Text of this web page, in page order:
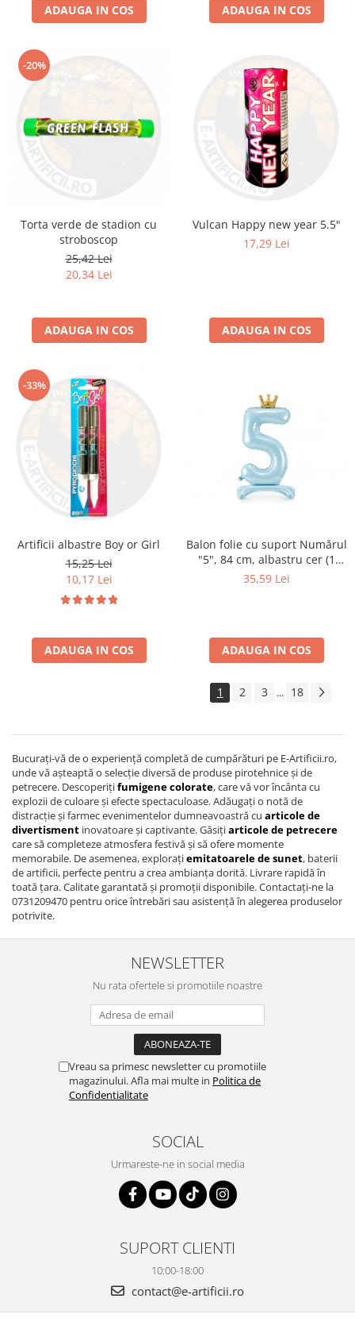
ADAUGA IN COS ADAUGA IN COS
-20%
Torta verde de stadion cu
stroboscop
25,42 Lei
20,34 Lei
ADAUGA IN COS
Vulcan Happy new year 5.5"
17,29 Lei
ADAUGA IN COS
-33%
Artificii albastre Boy or Girl
15,25 Lei
10,17 Lei
ADAUGA IN COS
Balon folie cu suport Numărul
"5", 84 cm, albastru cer (1
pachet / 1 buc.)
35,59 Lei
ADAUGA IN COS
1 2 3 ... 18
Bucurați-vă de o experiență completă de cumpărături pe E-Artificii.ro,
unde vă așteaptă o selecție diversă de produse pirotehnice și de
petrecere. Descoperițifumigene colorate, care vă vor încânta cu
explozii de culoare și efecte spectaculoase. Adăugați o notă de
distracție și farmec evenimentelor dumneavoastră cu articole de
divertisment inovatoare și captivante. Găsițiarticole de petrecere
care să completeze atmosfera festivă și să ofere momente
memorabile. De asemenea, explorațiemitatoarele de sunet, baterii
de artificii, perfecte pentru a crea ambianța dorită. Livrare rapidă în
toată țara. Calitate garantată și promoții disponibile. Contactați-ne la
0731209470 pentru orice întrebări sau asistență în alegerea produselor
potrivite.
NEWSLETTER
Nu rata ofertele si promotiile noastre
Vreau sa primesc newsletter cu promotiile
magazinului. Afla mai multe in Politica de
Confidentialitate
SOCIAL
Urmareste-ne in social media
SUPORT CLIENTI
10:00-18:00
contact@e-artificii.ro